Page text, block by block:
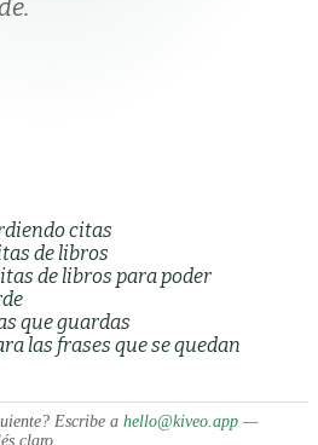
citas
de libros
de libros para poder
que guardas
las frases que se quedan
Escribe a hello@kiveo.app —
claro.